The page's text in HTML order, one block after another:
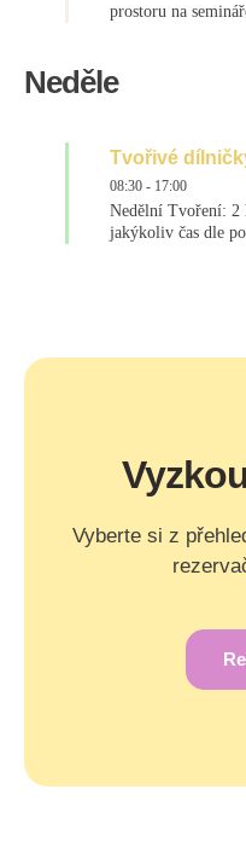
prostoru na
Neděle
Tvořivé
08:30 - 17:00
Nedělní Tvoření: 2
jakýkoliv čas dle
Vyberte si z